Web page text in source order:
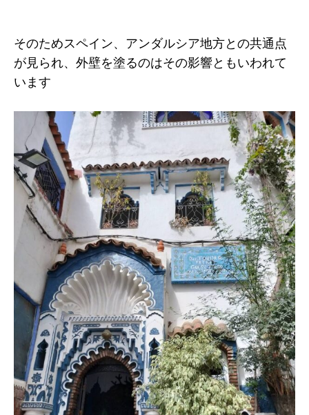
そのためスペイン、アンダルシア地方との共通点
が見られ、外壁を塗るのはその影響ともいわれて
います